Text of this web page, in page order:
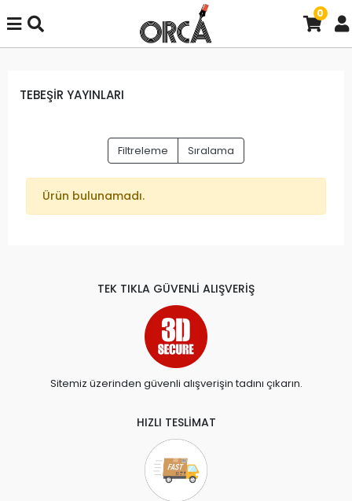
0
TEBEŞİR YAYINLARI
Filtreleme Sıralama
Ürün bulunamadı.
TEK TIKLA GÜVENLİ ALIŞVERİŞ
Sitemiz üzerinden güvenli alışverişin tadını çıkarın.
HIZLI TESLİMAT